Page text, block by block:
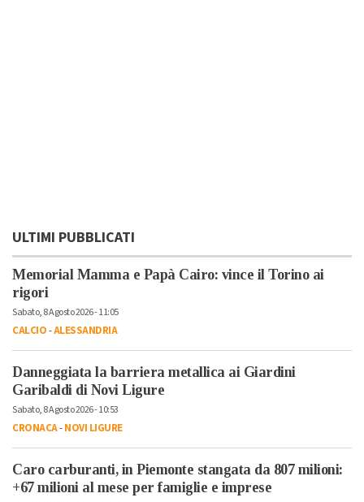
ULTIMI PUBBLICATI
Memorial Mamma e Papà Cairo: vince il Torino ai
rigori
Sabato, 8 Agosto 2026 - 11:05
CALCIO-ALESSANDRIA
Danneggiata la barriera metallica ai Giardini
Garibaldi di Novi Ligure
Sabato, 8 Agosto 2026 - 10:53
CRONACA-NOVI LIGURE
Caro carburanti, in Piemonte stangata da 807 milioni:
+67 milioni al mese per famiglie e imprese